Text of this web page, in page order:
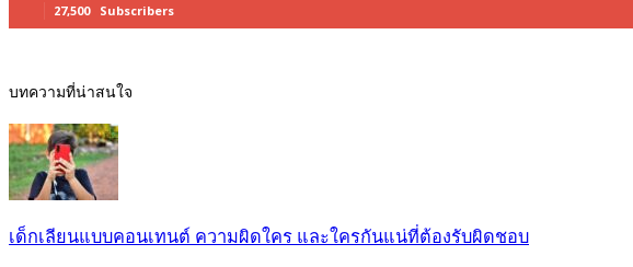
27,500 Subscribers
บทความที่น่าสนใจ
เด็กเลียนแบบคอนเทนต์ ความผิดใคร และใครกันแน่ที่ต้องรับผิดชอบ